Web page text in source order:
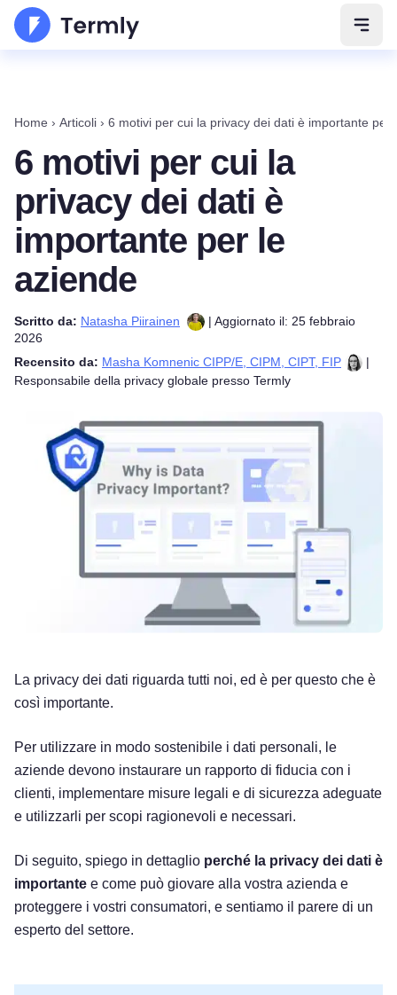
Apri
Home › Articoli › 6 motivi per cui la privacy dei dati è importante per
6 motivi per cui la
privacy dei dati è
importante per le
aziende
Scritto da: Natasha Piirainen
| Aggiornato il: 25 febbraio
2026
Recensito da: Masha Komnenic CIPP/E, CIPM, CIPT, FIP
|
Responsabile della privacy globale presso Termly
La privacy dei dati riguarda tutti noi, ed è per questo che è
così importante.
Per utilizzare in modo sostenibile i dati personali, le
aziende devono instaurare un rapporto di fiducia con i
clienti, implementare misure legali e di sicurezza adeguate
e utilizzarli per scopi ragionevoli e necessari.
Di seguito, spiego in dettaglio perché la privacy dei dati è
importante e come può giovare alla vostra azienda e
proteggere i vostri consumatori, e sentiamo il parere di un
esperto del settore.